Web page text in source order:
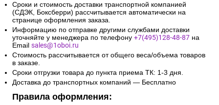
Сроки и стоимость доставки транспортной компанией
(СДЭК, Боксберри) рассчитывается автоматически на
странице оформления заказа.
Информацию по отправке другими службами доставки
уточняйте у менеджера по телефону +7(495)128-48-87 на
Email sales@1oboi.ru
Стоимость рассчитывается от общего веса/объема товаров
в заказе.
Сроки отгрузки товара до пункта приема ТК: 1-3 дня.
Доставка до транспортных компаний — Бесплатно
Правила оформления: